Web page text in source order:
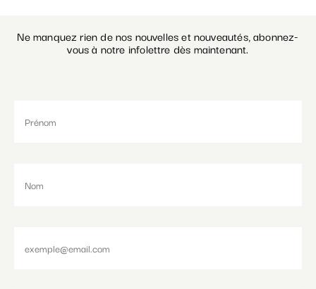
Ne manquez rien de nos nouvelles et nouveautés, abonnez-
vous à notre infolettre dès maintenant.